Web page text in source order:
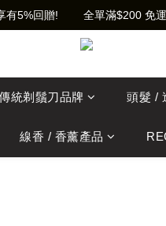
有5%回贈!        全單滿$200 免運
統剃鬚刀品牌 頭髮 /
線香 / 香薰產品